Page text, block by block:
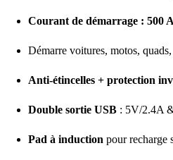
Courant de démarrage : 500 A
Démarre voitures, motos,
Anti-étincelles + protection
Double sortie USB : 5V/2.4A
Pad à induction pour recharge